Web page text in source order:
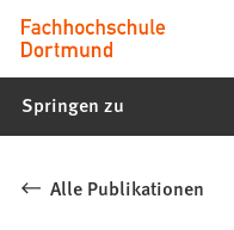
Inhalt anspringen
Fachhochschule
Dortmund
-
Studiengänge,
Springen zu
Alle Publikationen